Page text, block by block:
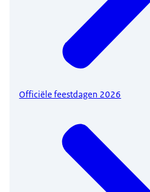
Officiële feestdagen 2026